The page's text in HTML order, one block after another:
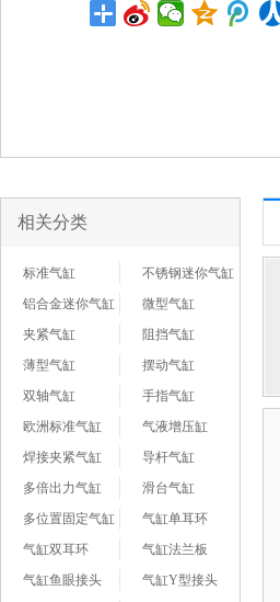
相关分类
标准气缸
不锈钢迷你气缸
铝合金迷你气缸
微型气缸
夹紧气缸
阻挡气缸
薄型气缸
摆动气缸
双轴气缸
手指气缸
欧洲标准气缸
气液增压缸
焊接夹紧气缸
导杆气缸
多倍出力气缸
滑台气缸
多位置固定气缸
气缸单耳环
气缸双耳环
气缸法兰板
气缸鱼眼接头
气缸Y型接头